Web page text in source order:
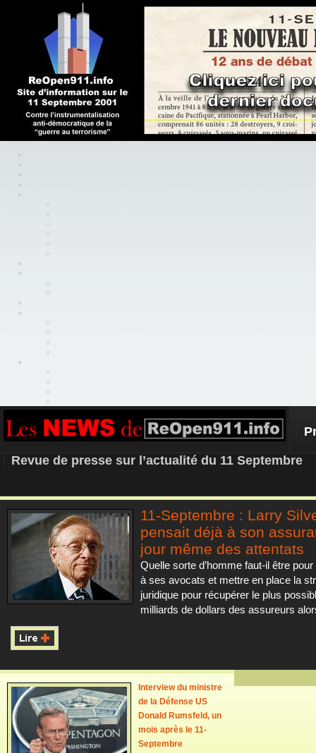
REOPEN911 – NEWS
Revue de presse sur l’actualité du 11 Septembre
11-Septembre : Larry
pensait déjà à son
jour même des attentats
Quelle sorte d’homme faut-il être
à ses avocats et mettre en place la
juridique pour récupérer le plus
milliards de dollars des assureurs
Interview du ministre
de la Défense US
Donald Rumsfeld, un
mois après le 11-
Septembre